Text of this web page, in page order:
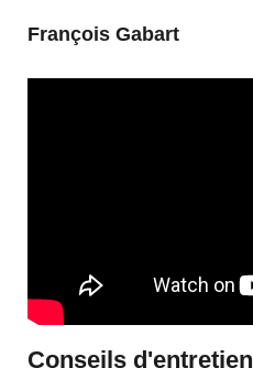
François Gabart
Conseils d'entretien